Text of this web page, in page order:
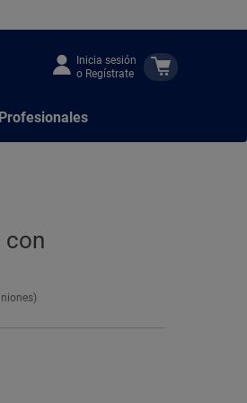
Inicia sesión
o Regístrate
con